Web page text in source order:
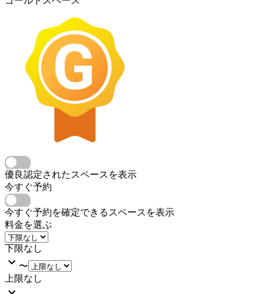
優良認定されたスペースを表示
今すぐ予約
今すぐ予約を確定できるスペースを表示
料金を選ぶ
下限なし
〜
上限なし